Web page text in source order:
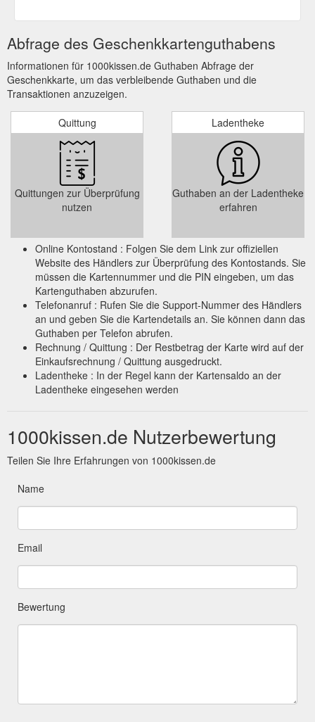
Abfrage des Geschenkkartenguthabens
Informationen für 1000kissen.de Guthaben Abfrage der
Geschenkkarte, um das verbleibende Guthaben und die
Transaktionen anzuzeigen.
Quittung
Quittungen zur Überprüfung
nutzen
Ladentheke
Guthaben an der Ladentheke
erfahren
Online Kontostand : Folgen Sie dem Link zur offiziellen
Website des Händlers zur Überprüfung des Kontostands. Sie
müssen die Kartennummer und die PIN eingeben, um das
Kartenguthaben abzurufen.
Telefonanruf : Rufen Sie die Support-Nummer des Händlers
an und geben Sie die Kartendetails an. Sie können dann das
Guthaben per Telefon abrufen.
Rechnung / Quittung : Der Restbetrag der Karte wird auf der
Einkaufsrechnung / Quittung ausgedruckt.
Ladentheke : In der Regel kann der Kartensaldo an der
Ladentheke eingesehen werden
1000kissen.de Nutzerbewertung
Teilen Sie Ihre Erfahrungen von 1000kissen.de
Name
Email
Bewertung